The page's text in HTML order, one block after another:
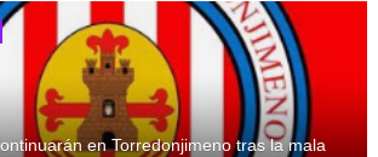
en Torredonjimeno tras la mala